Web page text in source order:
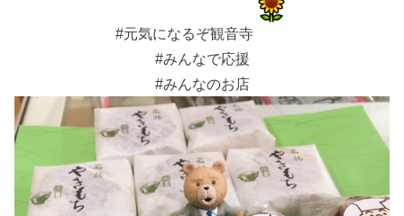
#元気になるぞ観音寺
#みんなで応援
#みんなのお店